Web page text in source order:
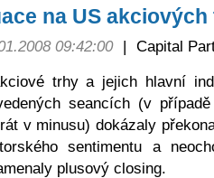
na US
09:42:00 | Capital
trhy a jejich hlavní
seancích (v
v minusu) dokázaly
sentimentu a
plusový closing.